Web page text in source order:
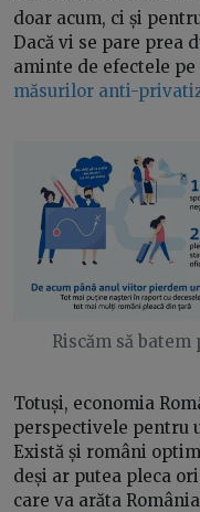
doar acum, ci și
Dacă vi se pare prea
aminte de efectele
măsurilor anti-
Riscăm să
Totuși, economia
perspectivele pentru
Există și români
deși ar putea pleca
care va arăta